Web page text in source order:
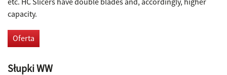
capacity.
Oferta
Słupki WW